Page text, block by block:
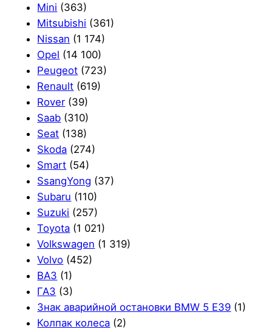
Mini (363)
Mitsubishi (361)
Nissan (1 174)
Opel (14 100)
Peugeot (723)
Renault (619)
Rover (39)
Saab (310)
Seat (138)
Skoda (274)
Smart (54)
SsangYong (37)
Subaru (110)
Suzuki (257)
Toyota (1 021)
Volkswagen (1 319)
Volvo (452)
ВАЗ (1)
ГАЗ (3)
Знак аварийной остановки BMW 5 E39 (1)
Колпак колеса (2)